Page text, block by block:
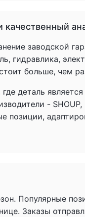
заводской
гидравлика,
больше, чем
деталь
-
позиции,
Популярные
Заказы